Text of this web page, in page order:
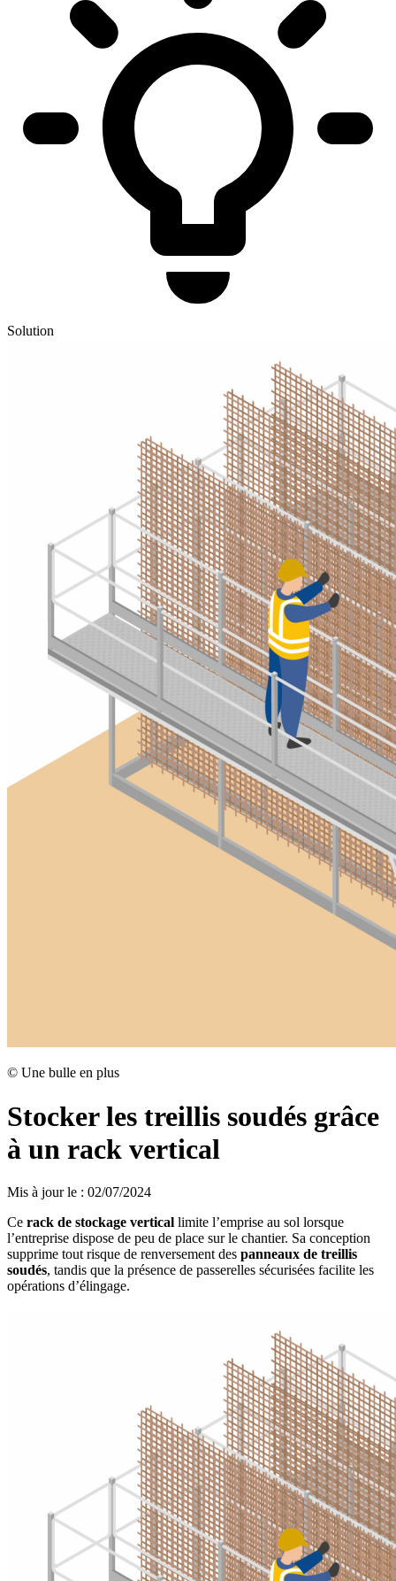
Solution
© Une bulle en plus
Stocker les treillis soudés grâce
à un rack vertical
Mis à jour le : 02/07/2024
Ce rack de stockage vertical limite l’emprise au sol lorsque
l’entreprise dispose de peu de place sur le chantier. Sa conception
supprime tout risque de renversement des panneaux de treillis
soudés, tandis que la présence de passerelles sécurisées facilite les
opérations d’élingage.